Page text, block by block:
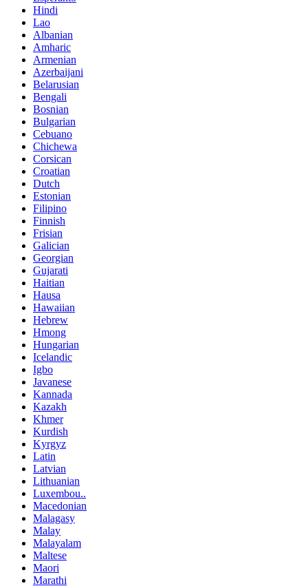
Hindi
Lao
Albanian
Amharic
Armenian
Azerbaijani
Belarusian
Bengali
Bosnian
Bulgarian
Cebuano
Chichewa
Corsican
Croatian
Dutch
Estonian
Filipino
Finnish
Frisian
Galician
Georgian
Gujarati
Haitian
Hausa
Hawaiian
Hebrew
Hmong
Hungarian
Icelandic
Igbo
Javanese
Kannada
Kazakh
Khmer
Kurdish
Kyrgyz
Latin
Latvian
Lithuanian
Luxembou..
Macedonian
Malagasy
Malay
Malayalam
Maltese
Maori
Marathi